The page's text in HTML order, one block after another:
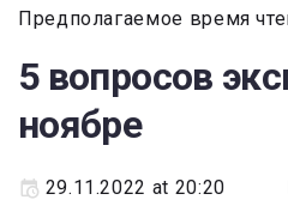
Предполагаемое время
5 вопросов
ноябре
29.11.2022 at 20:20